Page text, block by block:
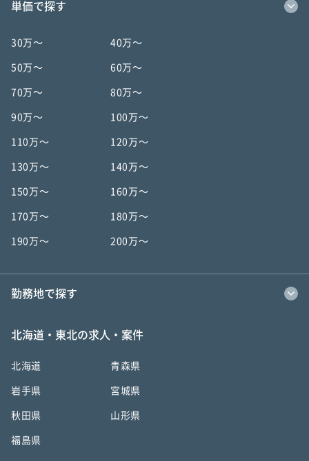
単価で探す
30万〜 40万〜
50万〜 60万〜
70万〜 80万〜
90万〜 100万〜
110万〜 120万〜
130万〜 140万〜
150万〜 160万〜
170万〜 180万〜
190万〜 200万〜
勤務地で探す
北海道・東北の求人・案件
北海道 青森県
岩手県 宮城県
秋田県 山形県
福島県